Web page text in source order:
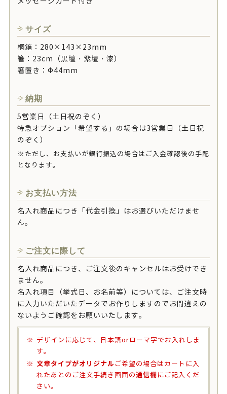
サイズ
桐箱：280×143×23mm
箸：23cm（黒壇・紫壇・漆）
箸置き：Ф44mm
納期
5営業日（土日祝のぞく）
特急オプション「希望する」の場合は3営業日（土日祝
のぞく）
※ただし、お支払いが銀行振込の場合はご入金確認後の手配
となります。
お支払い方法
名入れ商品につき「代金引換」はお選びいただけませ
ん。
ご注文に際して
名入れ商品につき、ご注文後のキャンセルはお受けでき
ません。
名入れ項目（挙式日、お名前等）については、ご注文時
に入力いただいたデータでお作りしますのでお間違えの
ないようご確認をお願いいたします。
デザインに応じて、日本語orローマ字でお入れしま
す。
文章タイプがオリジナル ご希望の場合はカートに入
れたあとのご注文手続き画面の通信欄 にご記入くだ
さい。